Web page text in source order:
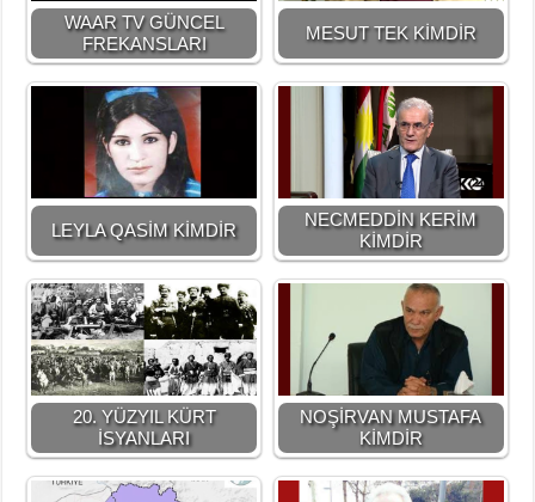
WAAR TV GÜNCEL
FREKANSLARI
MESUT TEK KİMDİR
LEYLA QASİM KİMDİR
NECMEDDİN KERİM
KİMDİR
20. YÜZYIL KÜRT
İSYANLARI
NOŞİRVAN MUSTAFA
KİMDİR